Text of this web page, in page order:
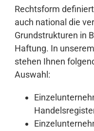
Rechtsform
auch national die
Grundstrukturen in
Haftung. In unserem
stehen Ihnen
Auswahl: